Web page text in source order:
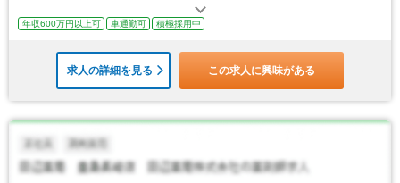
年収600万円以上可 車通勤可 積極採用中
求人の詳細を見る この求人に興味がある